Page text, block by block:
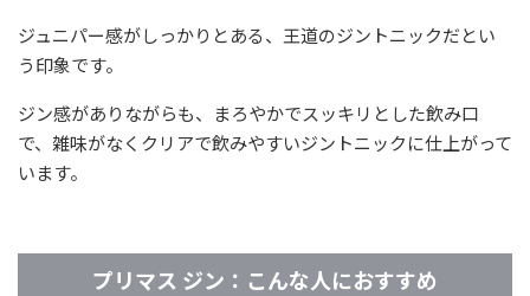
ジュニパー感がしっかりとある、王道のジントニックだとい
う印象です。
ジン感がありながらも、まろやかでスッキリとした飲み口
で、雑味がなくクリアで飲みやすいジントニックに仕上がって
います。
プリマス ジン：こんな人におすすめ